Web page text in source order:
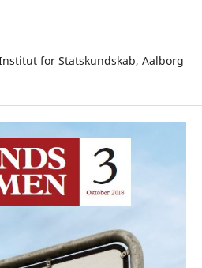
Institut for Statskundskab, Aalborg